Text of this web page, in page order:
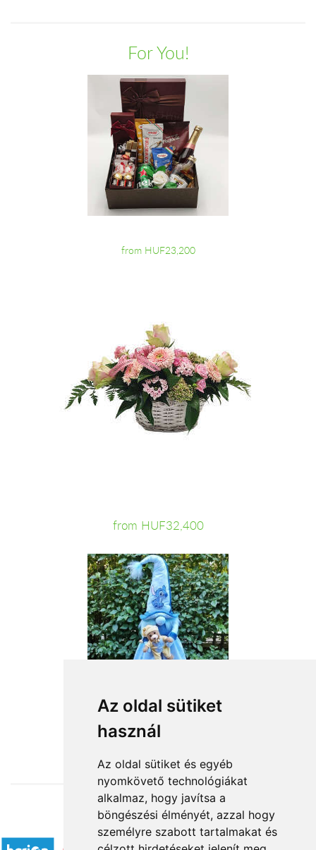
Az oldal sütiket
használ
Az oldal sütiket és egyéb
nyomkövető technológiákat
alkalmaz, hogy javítsa a
böngészési élményét, azzal hogy
személyre szabott tartalmakat és
For You!
from HUF23,200
from HUF32,400
from HUF18,360
Accepted payment methods